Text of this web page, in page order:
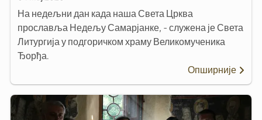
На недељни дан када наша Света Црква
прославља Недељу Самарјанке, - служена је Света
Литургија у подгоричком храму Великомученика
Ђорђа.
Опширније